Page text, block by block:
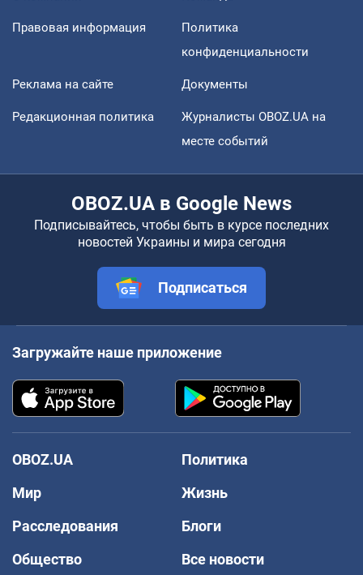
Правовая информация
Политика
конфиденциальности
Реклама на сайте Документы
Редакционная политика
Журналисты OBOZ.UA на
месте событий
OBOZ.UA в Google News
Подписывайтесь, чтобы быть в курсе последних
новостей Украины и мира сегодня
Подписаться
Загружайте наше приложение
OBOZ.UA
Политика
Мир
Жизнь
Расследования
Блоги
Общество
Все новости